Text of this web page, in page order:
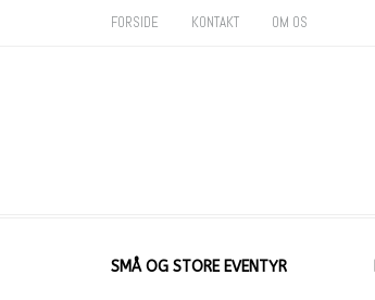
FORSIDE KONTAKT OM OS
SMÅ OG STORE EVENTYR